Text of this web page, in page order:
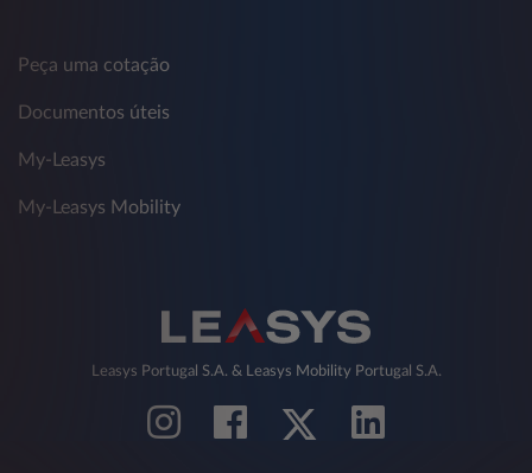
Peça uma cotação
Documentos úteis
My-Leasys
My-Leasys Mobility
Leasys Portugal S.A. & Leasys Mobility Portugal S.A.